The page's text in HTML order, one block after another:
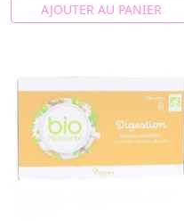
AJOUTER AU PANIER